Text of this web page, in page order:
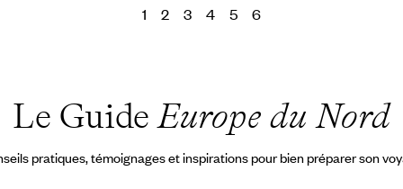
1 2 3 4 5 6
Le GuideEurope du Nord
pratiques, témoignages et inspirations pour bien préparer son